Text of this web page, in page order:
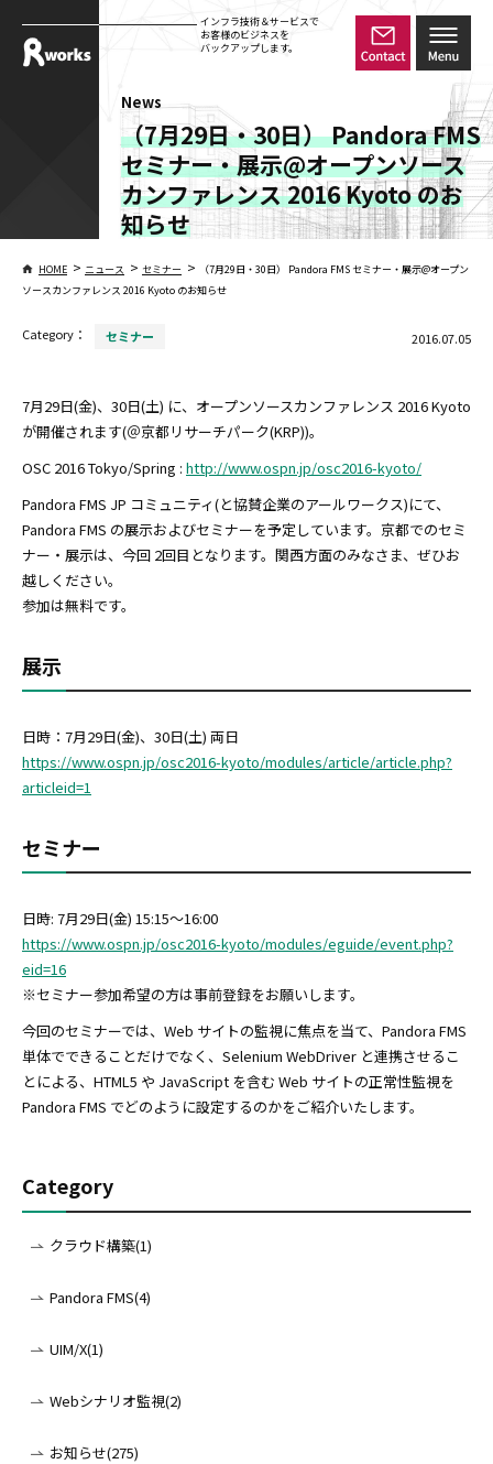
インフラ技術＆サービスで
お客様のビジネスを
バックアップします。
News
（7月29日・30日） Pandora FMS
セミナー・展示@オープンソース
カンファレンス 2016 Kyoto のお
知らせ
HOME > ニュース > セミナー >
（7月29日・30日） Pandora FMS セミナー・展示@オープン
ソースカンファレンス 2016 Kyoto のお知らせ
Category： セミナー 2016.07.05
7月29日(金)、30日(土) に、オープンソースカンファレンス 2016 Kyoto
が開催されます(＠京都リサーチパーク(KRP))。
OSC 2016 Tokyo/Spring : http://www.ospn.jp/osc2016-kyoto/
Pandora FMS JP コミュニティ(と協賛企業のアールワークス)にて、
Pandora FMS の展示およびセミナーを予定しています。京都でのセミ
ナー・展示は、今回 2回目となります。関西方面のみなさま、ぜひお
越しください。
参加は無料です。
展示
日時：7月29日(金)、30日(土) 両日
https://www.ospn.jp/osc2016-kyoto/modules/article/article.php?
articleid=1
セミナー
日時: 7月29日(金) 15:15～16:00
https://www.ospn.jp/osc2016-kyoto/modules/eguide/event.php?
eid=16
※セミナー参加希望の方は事前登録をお願いします。
今回のセミナーでは、Web サイトの監視に焦点を当て、Pandora FMS
単体でできることだけでなく、Selenium WebDriver と連携させるこ
とによる、HTML5 や JavaScript を含む Web サイトの正常性監視を
Pandora FMS でどのように設定するのかをご紹介いたします。
Category
クラウド構築(1)
Pandora FMS(4)
UIM/X(1)
Webシナリオ監視(2)
お知らせ(275)